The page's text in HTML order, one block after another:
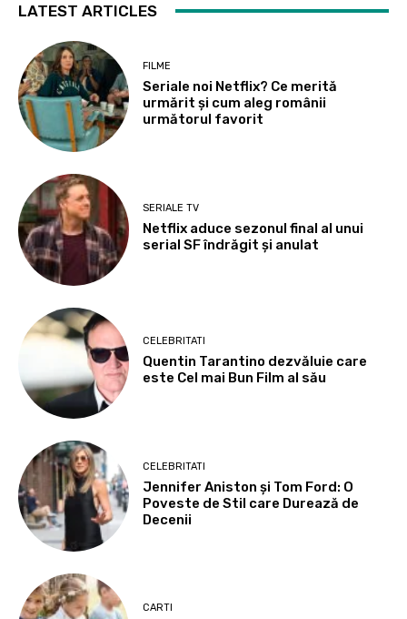
LATEST ARTICLES
FILME
Seriale noi Netflix? Ce merită
urmărit și cum aleg românii
următorul favorit
SERIALE TV
Netflix aduce sezonul final al unui
serial SF îndrăgit și anulat
CELEBRITATI
Quentin Tarantino dezvăluie care
este Cel mai Bun Film al său
CELEBRITATI
Jennifer Aniston și Tom Ford: O
Poveste de Stil care Durează de
Decenii
CARTI